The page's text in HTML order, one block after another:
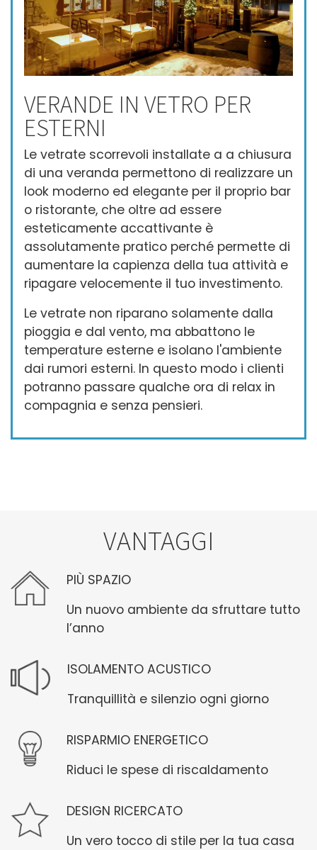
VERANDE IN VETRO PER
ESTERNI
Le vetrate scorrevoli installate a a chiusura
di una veranda permettono di realizzare un
look moderno ed elegante per il proprio bar
o ristorante, che oltre ad essere
esteticamente accattivante è
assolutamente pratico perché permette di
aumentare la capienza della tua attività e
ripagare velocemente il tuo investimento.
Le vetrate non riparano solamente dalla
pioggia e dal vento, ma abbattono le
temperature esterne e isolano l'ambiente
dai rumori esterni. In questo modo i clienti
potranno passare qualche ora di relax in
compagnia e senza pensieri.
VANTAGGI
PIÙ SPAZIO
Un nuovo ambiente da sfruttare tutto
l’anno
ISOLAMENTO ACUSTICO
Tranquillità e silenzio ogni giorno
RISPARMIO ENERGETICO
Riduci le spese di riscaldamento
DESIGN RICERCATO
Un vero tocco di stile per la tua casa